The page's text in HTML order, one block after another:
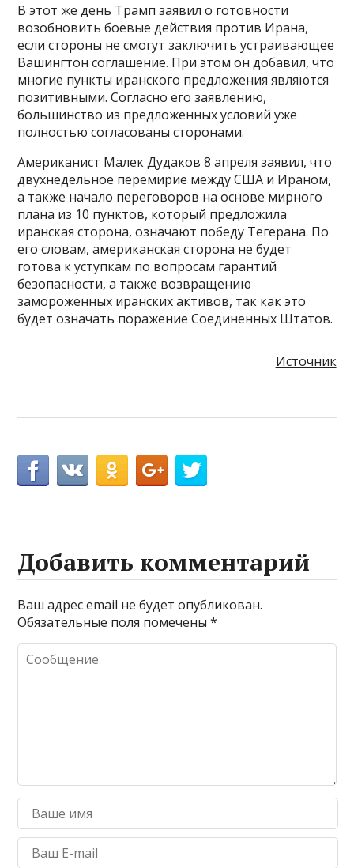
В этот же день Трамп заявил о готовности
возобновить боевые действия против Ирана,
если стороны не смогут заключить устраивающее
Вашингтон соглашение. При этом он добавил, что
многие пункты иранского предложения являются
позитивными. Согласно его заявлению,
большинство из предложенных условий уже
полностью согласованы сторонами.
Американист Малек Дудаков 8 апреля заявил, что
двухнедельное перемирие между США и Ираном,
а также начало переговоров на основе мирного
плана из 10 пунктов, который предложила
иранская сторона, означают победу Тегерана. По
его словам, американская сторона не будет
готова к уступкам по вопросам гарантий
безопасности, а также возвращению
замороженных иранских активов, так как это
будет означать поражение Соединенных Штатов.
Источник
Добавить комментарий
Ваш адрес email не будет опубликован.
Обязательные поля помечены*